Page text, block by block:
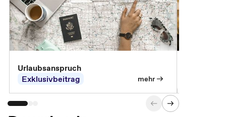
Urlaubsanspruch
Exklusivbeitrag
mehr